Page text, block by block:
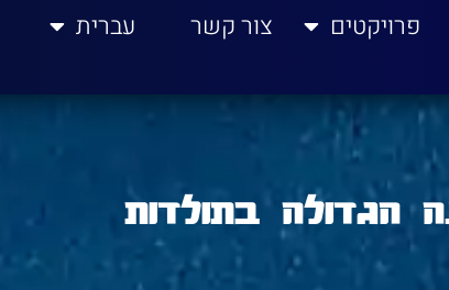
פרויקטים צור קשר עברית
הגדולה בתולדות